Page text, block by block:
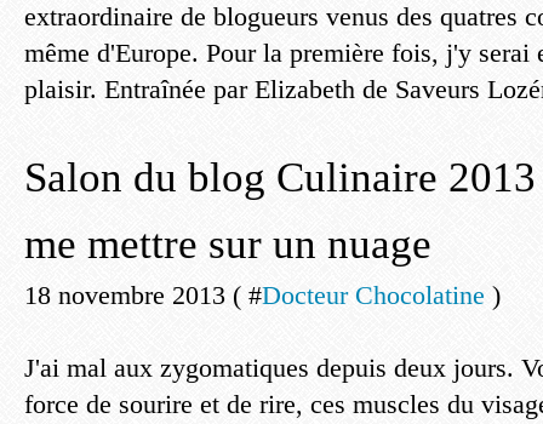
extraordinaire de blogueurs venus des quatres
même d'Europe. Pour la première fois, j'y serai
plaisir. Entraînée par Elizabeth de Saveurs
Salon du blog Culinaire
me mettre sur un nuage
18 novembre 2013 ( #Docteur Chocolatine )
J'ai mal aux zygomatiques depuis deux jours.
force de sourire et de rire, ces muscles du